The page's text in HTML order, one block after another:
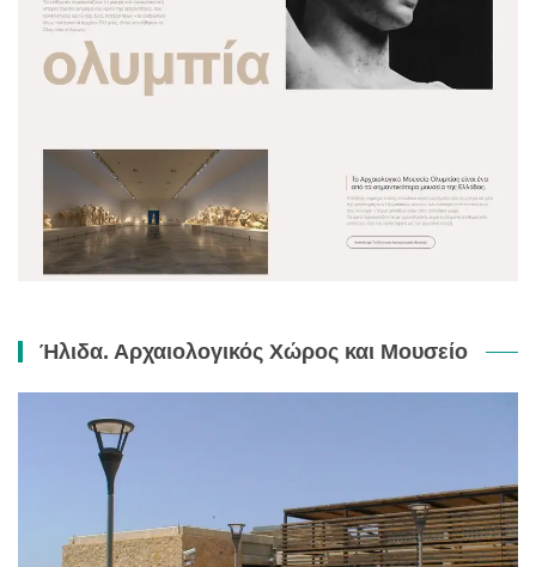
Ήλιδα. Αρχαιολογικός Χώρος και Μουσείο